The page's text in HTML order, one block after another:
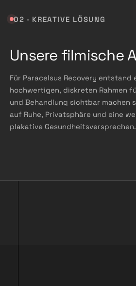
02 · KREATIVE LÖSUNG
Unsere filmische
Für Paracelsus Recovery entstand
hochwertigen, diskreten Rahmen
und Behandlung sichtbar machen
auf Ruhe, Privatsphäre und eine
plakative Gesundheitsversprechen.